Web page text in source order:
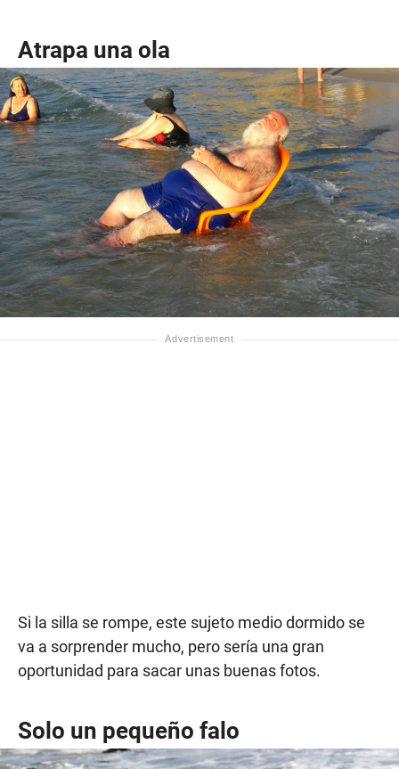
Atrapa una ola
Si la silla se rompe, este sujeto medio dormido se
va a sorprender mucho, pero sería una gran
oportunidad para sacar unas buenas fotos.
Solo un pequeño falo